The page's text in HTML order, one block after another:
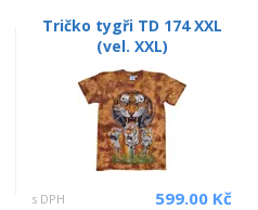
Tričko tygři TD 174 XXL
(vel. XXL)
s DPH 599.00 Kč